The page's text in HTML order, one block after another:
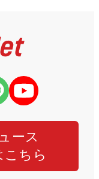
ース
こちら